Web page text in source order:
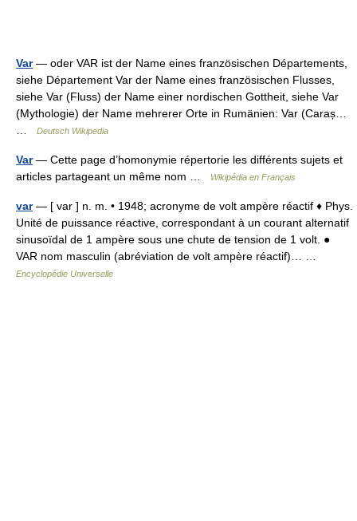
Var— oder VAR ist der Name eines französischen Départements,
siehe Département Var der Name eines französischen Flusses,
siehe Var (Fluss) der Name einer nordischen Gottheit, siehe Var
(Mythologie) der Name mehrerer Orte in Rumänien: Var (Caraș…
Deutsch Wikipedia
Var— Cette page d’homonymie répertorie les différents sujets et
articles partageant un même nom …
Wikipédia en Français
var— [ var ] n. m. • 1948; acronyme de volt ampère réactif ♦ Phys.
Unité de puissance réactive, correspondant à un courant alternatif
sinusoïdal de 1 ampère sous une chute de tension de 1 volt. ●
VAR nom masculin (abréviation de volt ampère réactif)… …
Encyclopédie Universelle